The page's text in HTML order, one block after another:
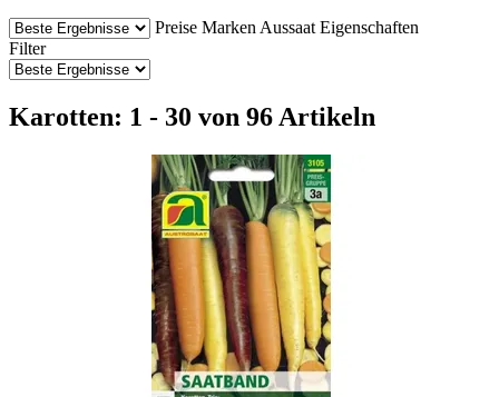
Preise Marken Aussaat Eigenschaften
Filter
Karotten: 1 - 30 von 96 Artikeln